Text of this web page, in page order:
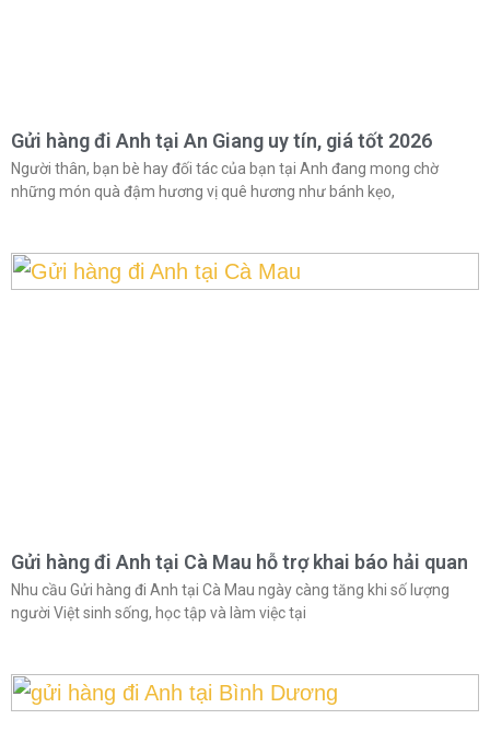
Gửi hàng đi Anh tại An Giang uy tín, giá tốt 2026
Người thân, bạn bè hay đối tác của bạn tại Anh đang mong chờ
những món quà đậm hương vị quê hương như bánh kẹo,
Gửi hàng đi Anh tại Cà Mau hỗ trợ khai báo hải quan
Nhu cầu Gửi hàng đi Anh tại Cà Mau ngày càng tăng khi số lượng
người Việt sinh sống, học tập và làm việc tại